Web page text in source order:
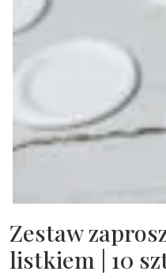
Zestaw
listkiem | 10